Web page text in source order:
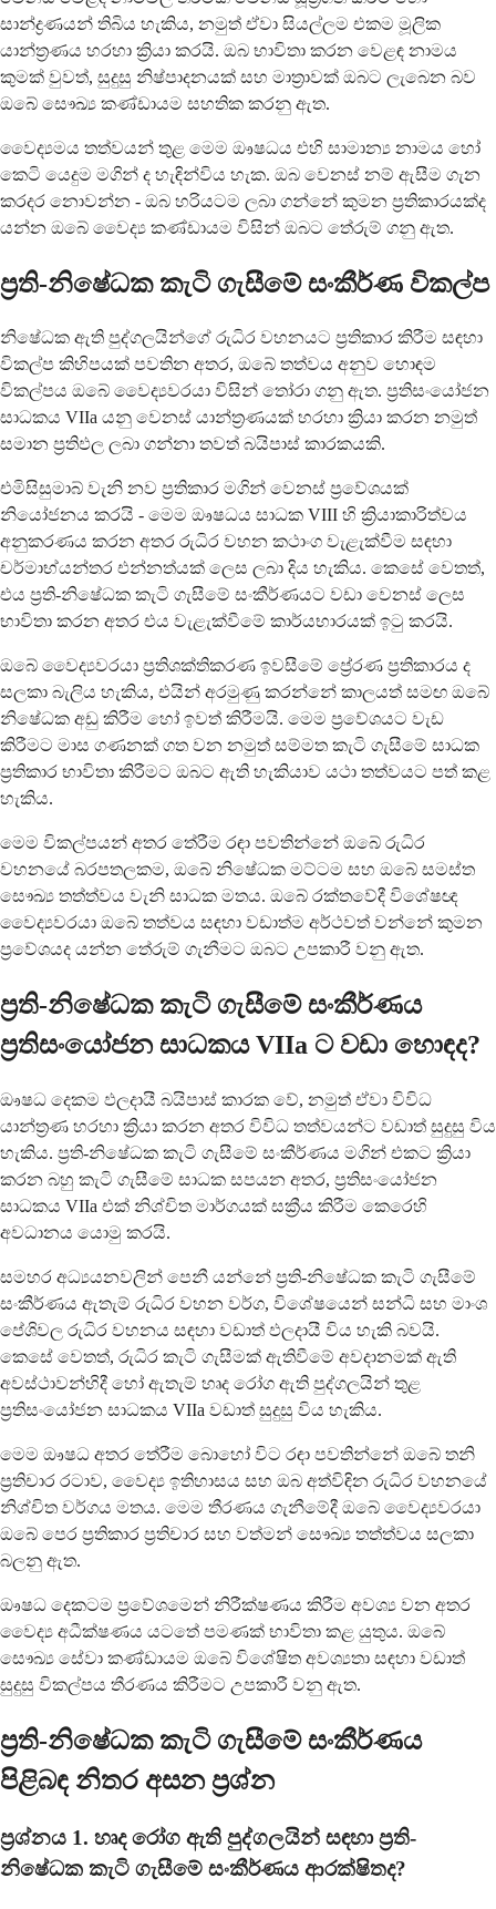
සාන්ද්‍රණයන් තිබිය හැකිය, නමුත් ඒවා සියල්ලම එකම මූලික
යාන්ත්‍රණය හරහා ක්‍රියා කරයි. ඔබ භාවිතා කරන වෙළඳ නාමය
කුමක් වුවත්, සුදුසු නිෂ්පාදනයක් සහ මාත්‍රාවක් ඔබට ලැබෙන බව
ඔබේ සෞඛ්‍ය කණ්ඩායම සහතික කරනු ඇත.
වෛද්‍යමය තත්වයන් තුළ මෙම ඖෂධය එහි සාමාන්‍ය නාමය හෝ
කෙටි යෙදුම මගින් ද හැඳින්විය හැක. ඔබ වෙනස් නම් ඇසීම ගැන
කරදර නොවන්න - ඔබ හරියටම ලබා ගන්නේ කුමන ප්‍රතිකාරයක්ද
යන්න ඔබේ වෛද්‍ය කණ්ඩායම විසින් ඔබට තේරුම් ගනු ඇත.
ප්‍රති-නිෂේධක කැටි ගැසීමේ සංකීර්ණ විකල්ප
නිෂේධක ඇති පුද්ගලයින්ගේ රුධිර වහනයට ප්‍රතිකාර කිරීම සඳහා
විකල්ප කිහිපයක් පවතින අතර, ඔබේ තත්වය අනුව හොඳම
විකල්පය ඔබේ වෛද්‍යවරයා විසින් තෝරා ගනු ඇත. ප්‍රතිසංයෝජන
සාධකය VIIa යනු වෙනස් යාන්ත්‍රණයක් හරහා ක්‍රියා කරන නමුත්
සමාන ප්‍රතිඵල ලබා ගන්නා තවත් බයිපාස් කාරකයකි.
එමිසිසුමාබ් වැනි නව ප්‍රතිකාර මගින් වෙනස් ප්‍රවේශයක්
නියෝජනය කරයි - මෙම ඖෂධය සාධක VIII හි ක්‍රියාකාරිත්වය
අනුකරණය කරන අතර රුධිර වහන කථාංග වැළැක්වීම සඳහා
චර්මාභ්යන්තර එන්නත්යක් ලෙස ලබා දිය හැකිය. කෙසේ වෙතත්,
එය ප්‍රති-නිෂේධක කැටි ගැසීමේ සංකීර්ණයට වඩා වෙනස් ලෙස
භාවිතා කරන අතර එය වැළැක්වීමේ කාර්යභාරයක් ඉටු කරයි.
ඔබේ වෛද්‍යවරයා ප්‍රතිශක්තිකරණ ඉවසීමේ ප්‍රේරණ ප්‍රතිකාරය ද
සලකා බැලිය හැකිය, එයින් අරමුණු කරන්නේ කාලයත් සමඟ ඔබේ
නිෂේධක අඩු කිරීම හෝ ඉවත් කිරීමයි. මෙම ප්‍රවේශයට වැඩ
කිරීමට මාස ගණනක් ගත වන නමුත් සම්මත කැටි ගැසීමේ සාධක
ප්‍රතිකාර භාවිතා කිරීමට ඔබට ඇති හැකියාව යථා තත්වයට පත් කළ
හැකිය.
මෙම විකල්පයන් අතර තේරීම රඳා පවතින්නේ ඔබේ රුධිර
වහනයේ බරපතලකම, ඔබේ නිෂේධක මට්ටම සහ ඔබේ සමස්ත
සෞඛ්‍ය තත්ත්වය වැනි සාධක මතය. ඔබේ රක්තවේදී විශේෂඥ
වෛද්‍යවරයා ඔබේ තත්වය සඳහා වඩාත්ම අර්ථවත් වන්නේ කුමන
ප්‍රවේශයද යන්න තේරුම් ගැනීමට ඔබට උපකාරී වනු ඇත.
ප්‍රති-නිෂේධක කැටි ගැසීමේ සංකීර්ණය
ප්‍රතිසංයෝජන සාධකය VIIa ට වඩා හොඳද?
ඖෂධ දෙකම ඵලදායී බයිපාස් කාරක වේ, නමුත් ඒවා විවිධ
යාන්ත්‍රණ හරහා ක්‍රියා කරන අතර විවිධ තත්වයන්ට වඩාත් සුදුසු විය
හැකිය. ප්‍රති-නිෂේධක කැටි ගැසීමේ සංකීර්ණය මගින් එකට ක්‍රියා
කරන බහු කැටි ගැසීමේ සාධක සපයන අතර, ප්‍රතිසංයෝජන
සාධකය VIIa එක් නිශ්චිත මාර්ගයක් සක්‍රීය කිරීම කෙරෙහි
අවධානය යොමු කරයි.
සමහර අධ්‍යයනවලින් පෙනී යන්නේ ප්‍රති-නිෂේධක කැටි ගැසීමේ
සංකීර්ණය ඇතැම් රුධිර වහන වර්ග, විශේෂයෙන් සන්ධි සහ මාංශ
පේශිවල රුධිර වහනය සඳහා වඩාත් ඵලදායී විය හැකි බවයි.
කෙසේ වෙතත්, රුධිර කැටි ගැසීමක් ඇතිවීමේ අවදානමක් ඇති
අවස්ථාවන්හිදී හෝ ඇතැම් හෘද රෝග ඇති පුද්ගලයින් තුළ
ප්‍රතිසංයෝජන සාධකය VIIa වඩාත් සුදුසු විය හැකිය.
මෙම ඖෂධ අතර තේරීම බොහෝ විට රඳා පවතින්නේ ඔබේ තනි
ප්‍රතිචාර රටාව, වෛද්‍ය ඉතිහාසය සහ ඔබ අත්විඳින රුධිර වහනයේ
නිශ්චිත වර්ගය මතය. මෙම තීරණය ගැනීමේදී ඔබේ වෛද්‍යවරයා
ඔබේ පෙර ප්‍රතිකාර ප්‍රතිචාර සහ වත්මන් සෞඛ්‍ය තත්ත්වය සලකා
බලනු ඇත.
ඖෂධ දෙකටම ප්‍රවේශමෙන් නිරීක්ෂණය කිරීම අවශ්‍ය වන අතර
වෛද්‍ය අධීක්ෂණය යටතේ පමණක් භාවිතා කළ යුතුය. ඔබේ
සෞඛ්‍ය සේවා කණ්ඩායම ඔබේ විශේෂිත අවශ්‍යතා සඳහා වඩාත්
සුදුසු විකල්පය තීරණය කිරීමට උපකාරී වනු ඇත.
ප්‍රති-නිෂේධක කැටි ගැසීමේ සංකීර්ණය
පිළිබඳ නිතර අසන ප්‍රශ්න
ප්‍රශ්නය 1. හෘද රෝග ඇති පුද්ගලයින් සඳහා ප්‍රති-
නිෂේධක කැටි ගැසීමේ සංකීර්ණය ආරක්ෂිතද?